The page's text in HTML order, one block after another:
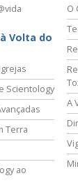
Volta do
Scientology
Terra
ao
O
A